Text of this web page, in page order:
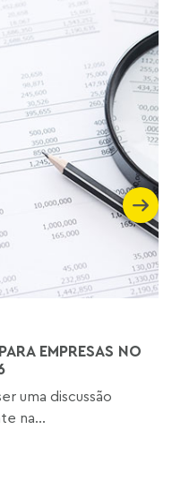
EMPRESAS NO
uma discussão
na...